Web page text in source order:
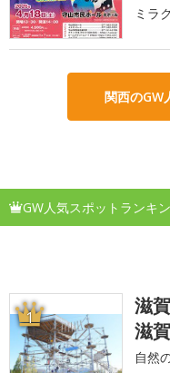
ミラ
関西のGW
GW人気スポットランキ
1
滋
滋
自然